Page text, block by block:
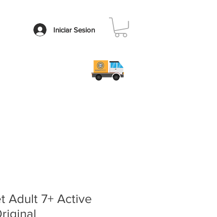
Iniciar Sesion
Adult 7+ Active